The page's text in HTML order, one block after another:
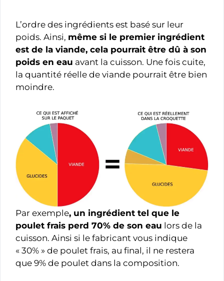
L’ordre des ingrédients est basé sur leur
poids. Ainsi, même si le premier ingrédient
est de la viande, cela pourrait être dû à son
poids en eau avant la cuisson. Une fois cuite,
la quantité réelle de viande pourrait être bien
moindre.
Par exemple, un ingrédient tel que le
poulet frais perd 70% de son eau lors de la
cuisson. Ainsi si le fabricant vous indique
« 30% » de poulet frais, au final, il ne restera
que 9% de poulet dans la composition.